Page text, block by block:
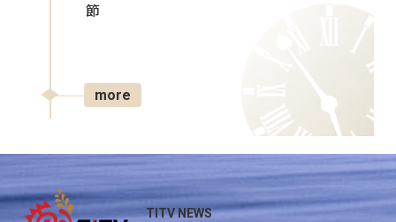
節
more
TITV NEWS